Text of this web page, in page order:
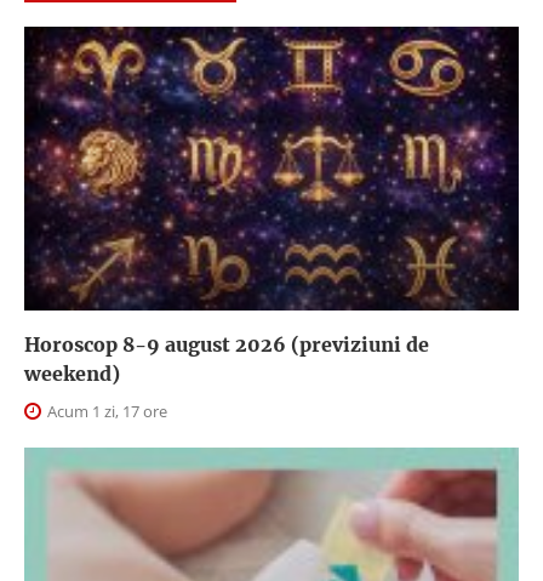
Horoscop 8-9 august 2026 (previziuni de
weekend)
Acum 1 zi, 17 ore